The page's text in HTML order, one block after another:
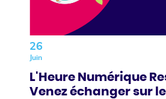
26
Juin
L'Heure Numérique
Venez échanger sur